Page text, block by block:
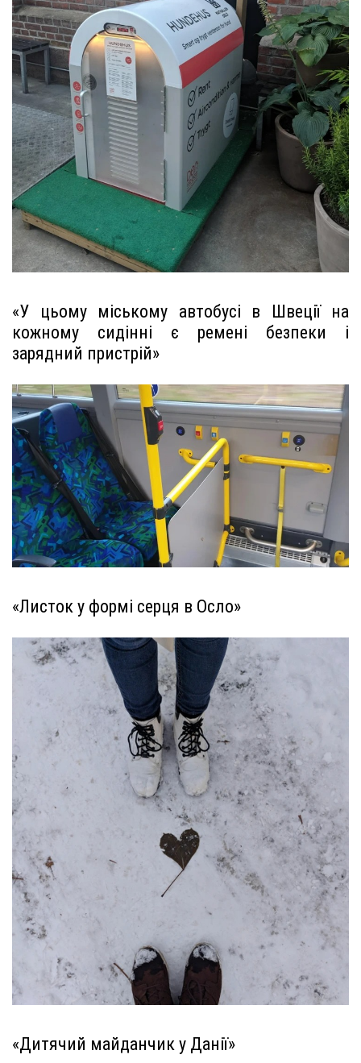
«У цьому міському автобусі в Швеції на
кожному сидінні є ремені безпеки і
зарядний пристрій»
«Листок у формі серця в Осло»
«Дитячий майданчик у Данії»